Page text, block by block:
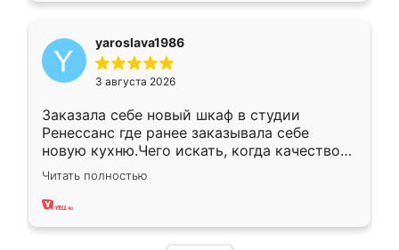
yaroslava1986
3 августа 2026
Заказала себе новый шкаф в студии
Ренессанс где ранее заказывала себе
новую кухню.Чего искать, когда качеством
вполне довольна. Служит кухня уже почти
два года, нареканий нет.
Читать полностью